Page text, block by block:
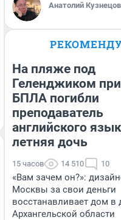
Анатолий Кузнецов
На пляже под
Геленджиком
БПЛА погибли
преподаватель
английского
летняя дочь
15 часов 14 510 10
«Вам зачем он?»:
Москвы за свои деньги
восстанавливает дом в
Архангельской области